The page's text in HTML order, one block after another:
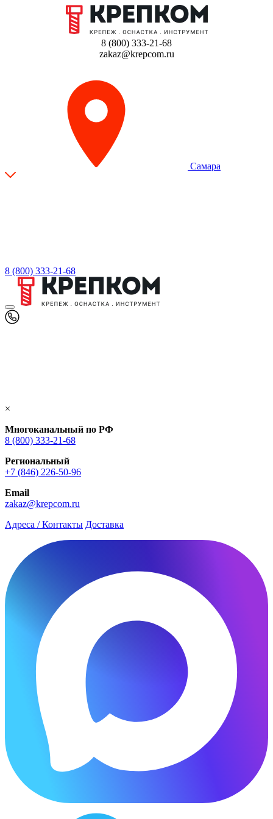
8 (800) 333-21-68
zakaz@krepcom.ru
Самара
8 (800) 333-21-68
×
Многоканальный по РФ
8 (800) 333‑21-68
Региональный
+7 (846) 226-50-96
Email
zakaz@krepcom.ru
Адреса / Контакты Доставка